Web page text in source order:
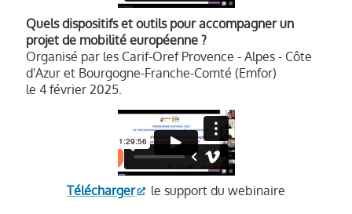
Quels dispositifs et outils pour accompagner un
projet de mobilité européenne ?
Organisé par les Carif-Oref Provence - Alpes - Côte
d'Azur et Bourgogne-Franche-Comté (Emfor)
le 4 février 2025.
Télécharger le support du webinaire